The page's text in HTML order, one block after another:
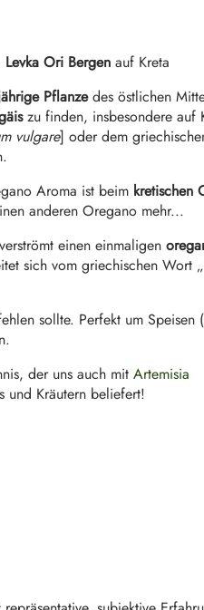
Levka Ori Bergen auf Kreta
Pflanzedes östlichen
zu finden, insbesondere auf
vulgare] oder dem
Aroma ist beim kretischen
anderen Oregano mehr...
einen einmaligen
sich vom griechischen Wort
sollte. Perfekt um Speisen
der uns auch mit Artemisia
und Kräutern beliefert!